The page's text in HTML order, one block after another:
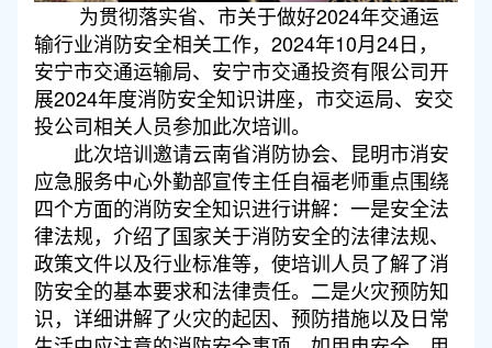
为贯彻落实省、市关于做好2024年交通运
输行业消防安全相关工作，2024年10月24日，
安宁市交通运输局、安宁市交通投资有限公司开
展2024年度消防安全知识讲座，市交运局、安交
投公司相关人员参加此次培训。
此次培训邀请云南省消防协会、昆明市消安
应急服务中心外勤部宣传主任自福老师重点围绕
四个方面的消防安全知识进行讲解：一是安全法
律法规，介绍了国家关于消防安全的法律法规、
政策文件以及行业标准等，使培训人员了解了消
防安全的基本要求和法律责任。 二是火灾预防知
识，详细讲解了火灾的起因、预防措施以及日常